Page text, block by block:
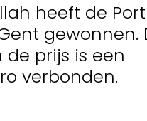
heeft de
de prijs is een
verbonden.